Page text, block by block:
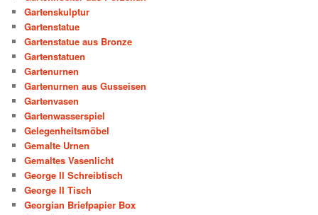
Gartenskulptur
Gartenstatue
Gartenstatue aus Bronze
Gartenstatuen
Gartenurnen
Gartenurnen aus Gusseisen
Gartenvasen
Gartenwasserspiel
Gelegenheitsmöbel
Gemalte Urnen
Gemaltes Vasenlicht
George II Schreibtisch
George II Tisch
Georgian Briefpapier Box